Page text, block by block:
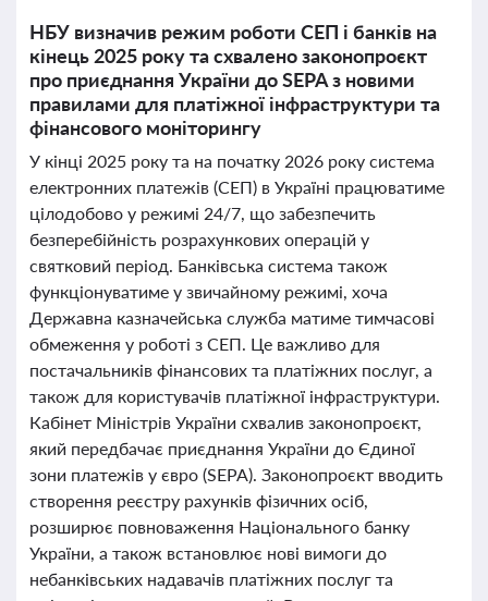
НБУ визначив режим роботи СЕП і банків на
кінець 2025 року та схвалено законопроєкт
про приєднання України до SEPA з новими
правилами для платіжної інфраструктури та
фінансового моніторингу
У кінці 2025 року та на початку 2026 року система
електронних платежів (СЕП) в Україні працюватиме
цілодобово у режимі 24/7, що забезпечить
безперебійність розрахункових операцій у
святковий період. Банківська система також
функціонуватиме у звичайному режимі, хоча
Державна казначейська служба матиме тимчасові
обмеження у роботі з СЕП. Це важливо для
постачальників фінансових та платіжних послуг, а
також для користувачів платіжної інфраструктури.
Кабінет Міністрів України схвалив законопроєкт,
який передбачає приєднання України до Єдиної
зони платежів у євро (SEPA). Законопроєкт вводить
створення реєстру рахунків фізичних осіб,
розширює повноваження Національного банку
України, а також встановлює нові вимоги до
небанківських надавачів платіжних послуг та